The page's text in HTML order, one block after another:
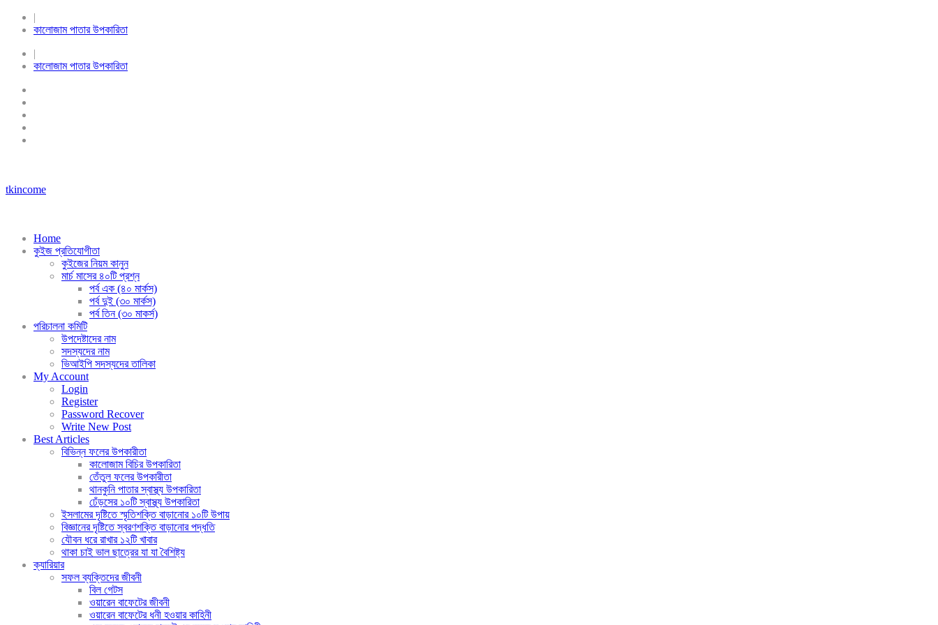
|
কালোজাম পাতার উপকারিতা
|
কালোজাম পাতার উপকারিতা
tkincome
Home
কুইজ প্রতিযোগীতা
কুইজের নিয়ম কানুন
মার্চ মাসের ৪০টি প্রশ্ন
পর্ব এক (৪০ মার্কস)
পর্ব দুই (৩০ মার্কস)
পর্ব তিন (৩০ মাকর্স)
পরিচালনা কমিটি
উপদেষ্টাদের নাম
সদস্যদের নাম
ভিআইপি সদস্যদের তালিকা
My Account
Login
Register
Password Recover
Write New Post
Best Articles
বিভিন্ন ফলের উপকারীতা
কালোজাম বিচির উপকারিতা
তেঁতুল ফলের উপকারীতা
থানকুনি পাতার স্বাস্থ্য উপকারিতা
ঢেঁড়সের ১০টি স্বাস্থ্য উপকারিতা
ইসলামের দৃষ্টিতে স্মৃতিশক্তি বাড়ানোর ১০টি উপায়
বিজ্ঞানের দৃষ্টিতে স্বরণশক্তি বাড়ানোর পদ্ধতি
যৌবন ধরে রাখার ১২টি খাবার
থাকা চাই ভাল ছাত্রের যা যা বৈশিষ্ট্য
ক্যারিয়ার
সফল ব্যক্তিদের জীবনী
বিল গেটস
ওয়ারেন বাফেটের জীবনী
ওয়ারেন বাফেটের ধনী হওয়ার কাহিনী